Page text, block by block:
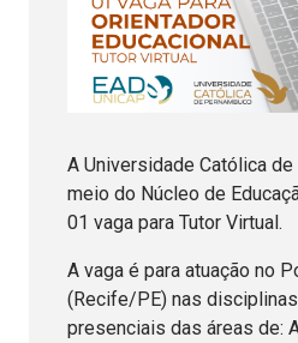
A Universidade Católica
meio do Núcleo de
01 vaga para Tutor Virtual.
A vaga é para atuação no
(Recife/PE) nas
presenciais das áreas de: